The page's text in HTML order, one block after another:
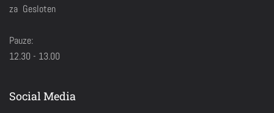
za Gesloten
Pauze:
12.30 - 13.00
Social Media